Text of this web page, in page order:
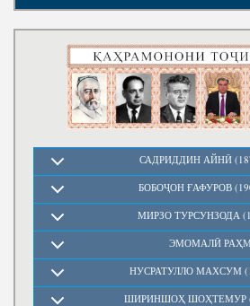
САДРИДДИН АЙНӢ
БОБОҶОН ҒАФУРОВ
МИРЗО ТУРСУНЗОДА
ЭМОМАЛӢ
НУСРАТУЛЛО МАХСУМ
ШИРИНШОҲ ШОҲТЕМУР